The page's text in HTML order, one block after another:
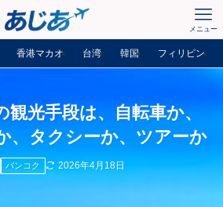
メニュー
香港マカオ 台湾 韓国 フィリピン
光手段は、自転車か、
、タクシーか、ツアーか
バンコク 2026年4月18日